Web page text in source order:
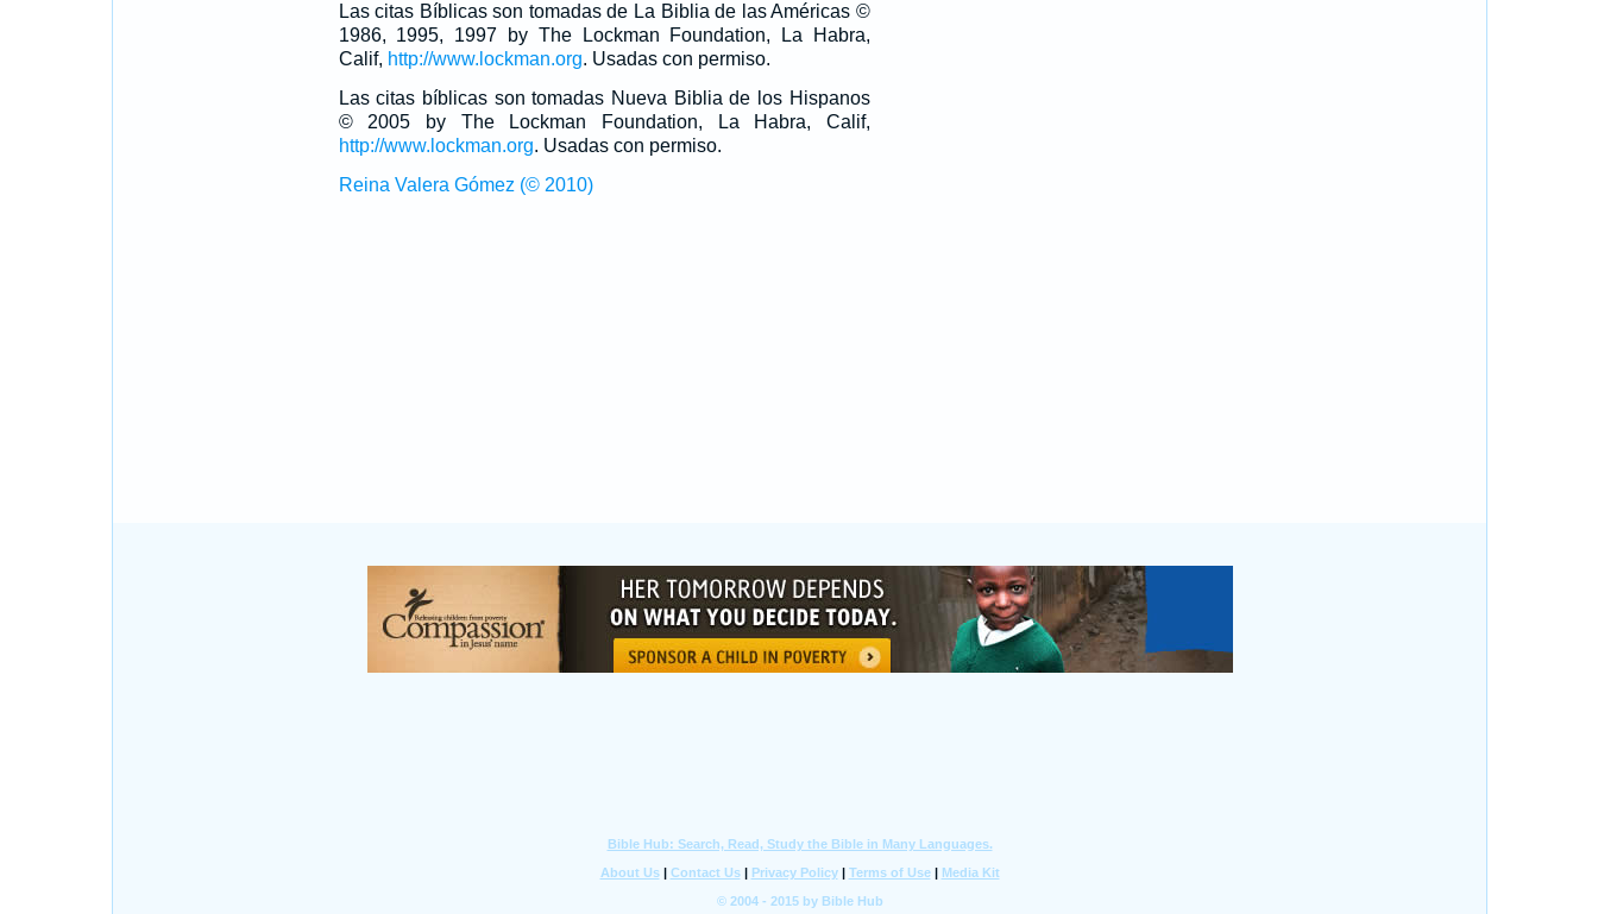
Las citas Bíblicas son tomadas de La Biblia de las Américas ©
1986, 1995, 1997 by The Lockman Foundation, La Habra,
Calif, http://www.lockman.org. Usadas con permiso.
Las citas bíblicas son tomadas Nueva Biblia de los Hispanos
© 2005 by The Lockman Foundation, La Habra, Calif,
http://www.lockman.org. Usadas con permiso.
Reina Valera Gómez (© 2010)